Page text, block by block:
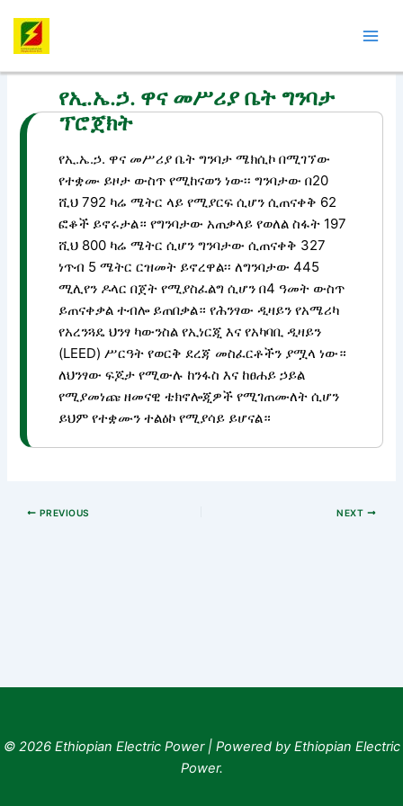
content
የኢ.ኤ.ኃ. ዋና መሥሪያ ቤት ግንባታ
ፕሮጀክት
የኢ.ኤ.ኃ. ዋና መሥሪያ ቤት ግንባታ ሜክሲኮ በሚገኘው
የተቋሙ ይዞታ ውስጥ የሚከናወን ነው፡፡ ግንባታው በ20
ሺህ 792 ካሬ ሜትር ላይ የሚያርፍ ሲሆን ሲጠናቀቅ 62
ፎቆች ይኖሩታል። የግንባታው አጠቃላይ የወለል ስፋት 197
ሺህ 800 ካሬ ሜትር ሲሆን ግንባታው ሲጠናቀቅ 327
ነጥብ 5 ሜትር ርዝመት ይኖረዋል፡፡ ለግንባታው 445
ሚሊየን ዶላር በጀት የሚያስፈልግ ሲሆን በ4 ዓመት ውስጥ
ይጠናቀቃል ተብሎ ይጠበቃል። የሕንፃው ዲዛይን የአሜሪካ
የአረንጓዴ ህንፃ ካውንስል የኢነርጂ እና የአካባቢ ዲዛይን
(LEED) ሥርዓት የወርቅ ደረጃ መስፈርቶችን ያሟላ ነው።
ለህንፃው ፍጆታ የሚውሉ ከንፋስ እና ከፀሐይ ኃይል
የሚያመነጩ ዘመናዊ ቴክኖሎጂዎች የሚገጠሙለት ሲሆን
ይህም የተቋሙን ተልዕኮ የሚያሳይ ይሆናል።
navigation
PREVIOUS NEXT
© 2026 Ethiopian Electric Power | Powered by Ethiopian Electric
Power.